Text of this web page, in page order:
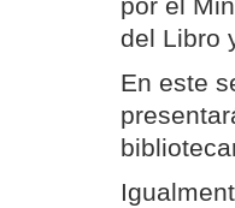
por el
del Libro
En este